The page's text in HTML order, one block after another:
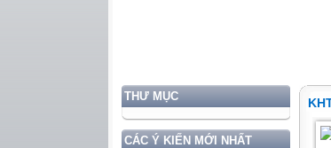
THƯ MỤC
CÁC Ý KIẾN MỚI NHẤT